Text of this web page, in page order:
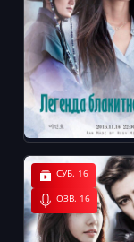
СУБ. 16
ОЗВ. 16